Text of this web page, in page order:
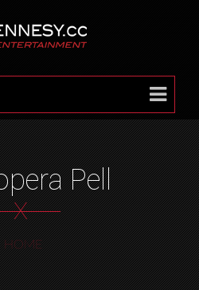
Pell
X
HOME